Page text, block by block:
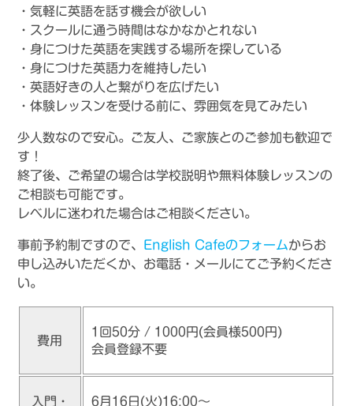
・気軽に英語を話す機会が欲しい
・スクールに通う時間はなかなかとれない
・身につけた英語を実践する場所を探している
・身につけた英語力を維持したい
・英語好きの人と繋がりを広げたい
・体験レッスンを受ける前に、雰囲気を見てみたい
少人数なので安心。ご友人、ご家族とのご参加も歓迎で
す！
終了後、ご希望の場合は学校説明や無料体験レッスンの
ご相談も可能です。
レベルに迷われた場合はご相談ください。
事前予約制ですので、 English Cafeのフォームからお
申し込みいただくか、お電話・メールにてご予約くださ
い。
費用
1回50分 / 1000円(会員様500円)
会員登録不要
入門・
6月16日(火)16:00〜